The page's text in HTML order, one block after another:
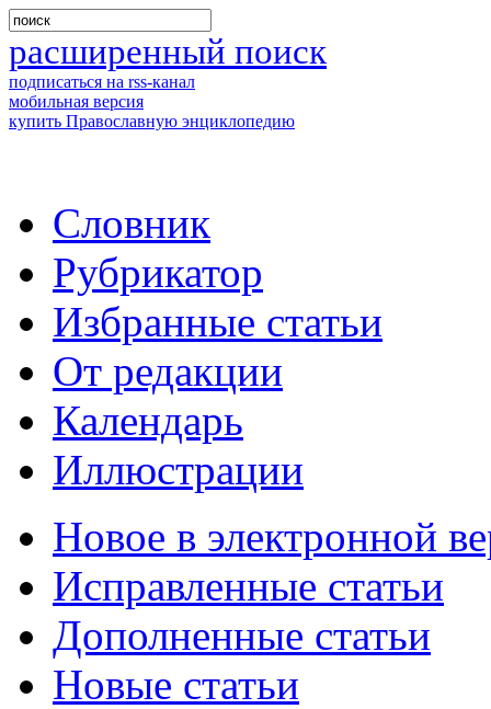
расширенный поиск
подписаться на rss-канал
мобильная версия
купить Православную энциклопедию
Словник
Рубрикатор
Избранные статьи
От редакции
Календарь
Иллюстрации
Новое в электронной
Исправленные статьи
Дополненные статьи
Новые статьи